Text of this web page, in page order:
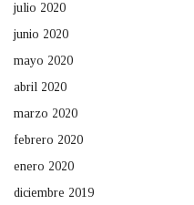
julio 2020
junio 2020
mayo 2020
abril 2020
marzo 2020
febrero 2020
enero 2020
diciembre 2019